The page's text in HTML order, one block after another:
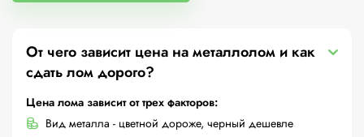
От чего зависит цена на металлолом и как
сдать лом дорого?
Цена лома зависит от трех факторов:
Вид металла - цветной дороже, черный дешевле